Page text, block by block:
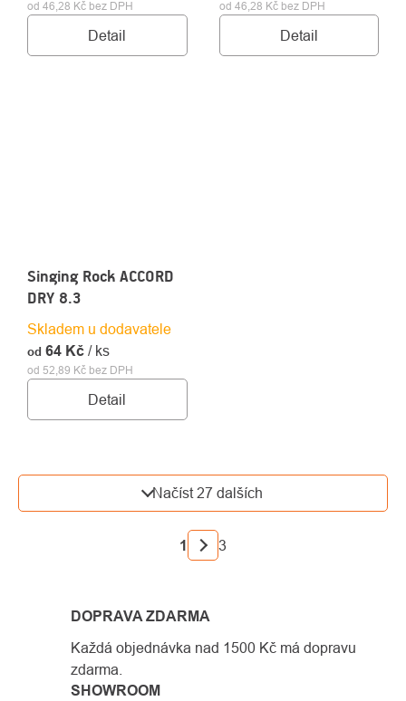
od 46,28 Kč bez DPH
Detail
od 46,28 Kč bez DPH
Detail
Singing Rock ACCORD
DRY 8.3
Skladem u dodavatele
od 52,89 Kč bez DPH
od 64 Kč / ks
Detail
OVLÁDACÍ
PRVKY
VÝPISU
Načíst 27 dalších
STRÁNKOVÁNÍ
1 3
DOPRAVA ZDARMA
Každá objednávka nad 1500 Kč má dopravu
zdarma.
SHOWROOM